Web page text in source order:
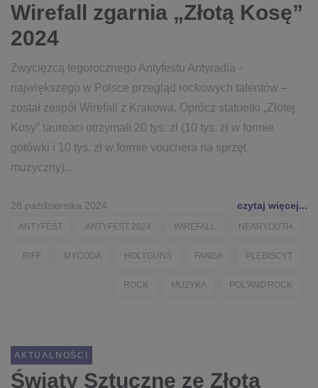
Wirefall zgarnia „Złotą Kosę”
2024
Zwycięzcą tegorocznego Antyfestu Antyradia -
największego w Polsce przegląd rockowych talentów –
został zespół Wirefall z Krakowa. Oprócz statuetki „Złotej
Kosy” laureaci otrzymali 20 tys. zł (10 tys. zł w formie
gotówki i 10 tys. zł w formie vouchera na sprzęt
muzyczny)...
28 października 2024 czytaj więcej...
ANTYFEST ANTYFEST 2024 WIREFALL NEARYOUTH
RIFF MYCODA HOLYGUNS FANGA PLEBISCYT
ROCK MUZYKA POL'AND'ROCK
AKTUALNOŚCI
Światy Sztuczne ze Złotą